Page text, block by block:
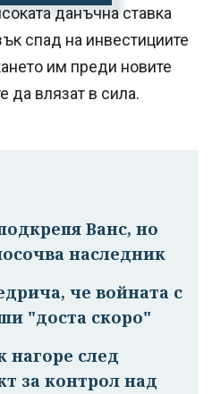
данъчна ставка
спад на инвестициите
им преди новите
да влязат в сила.
Ванс, но
наследник
че войната с
"доста скоро"
нагоре след
за контрол над